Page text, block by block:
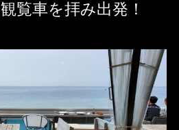
覧車を拝み出発！